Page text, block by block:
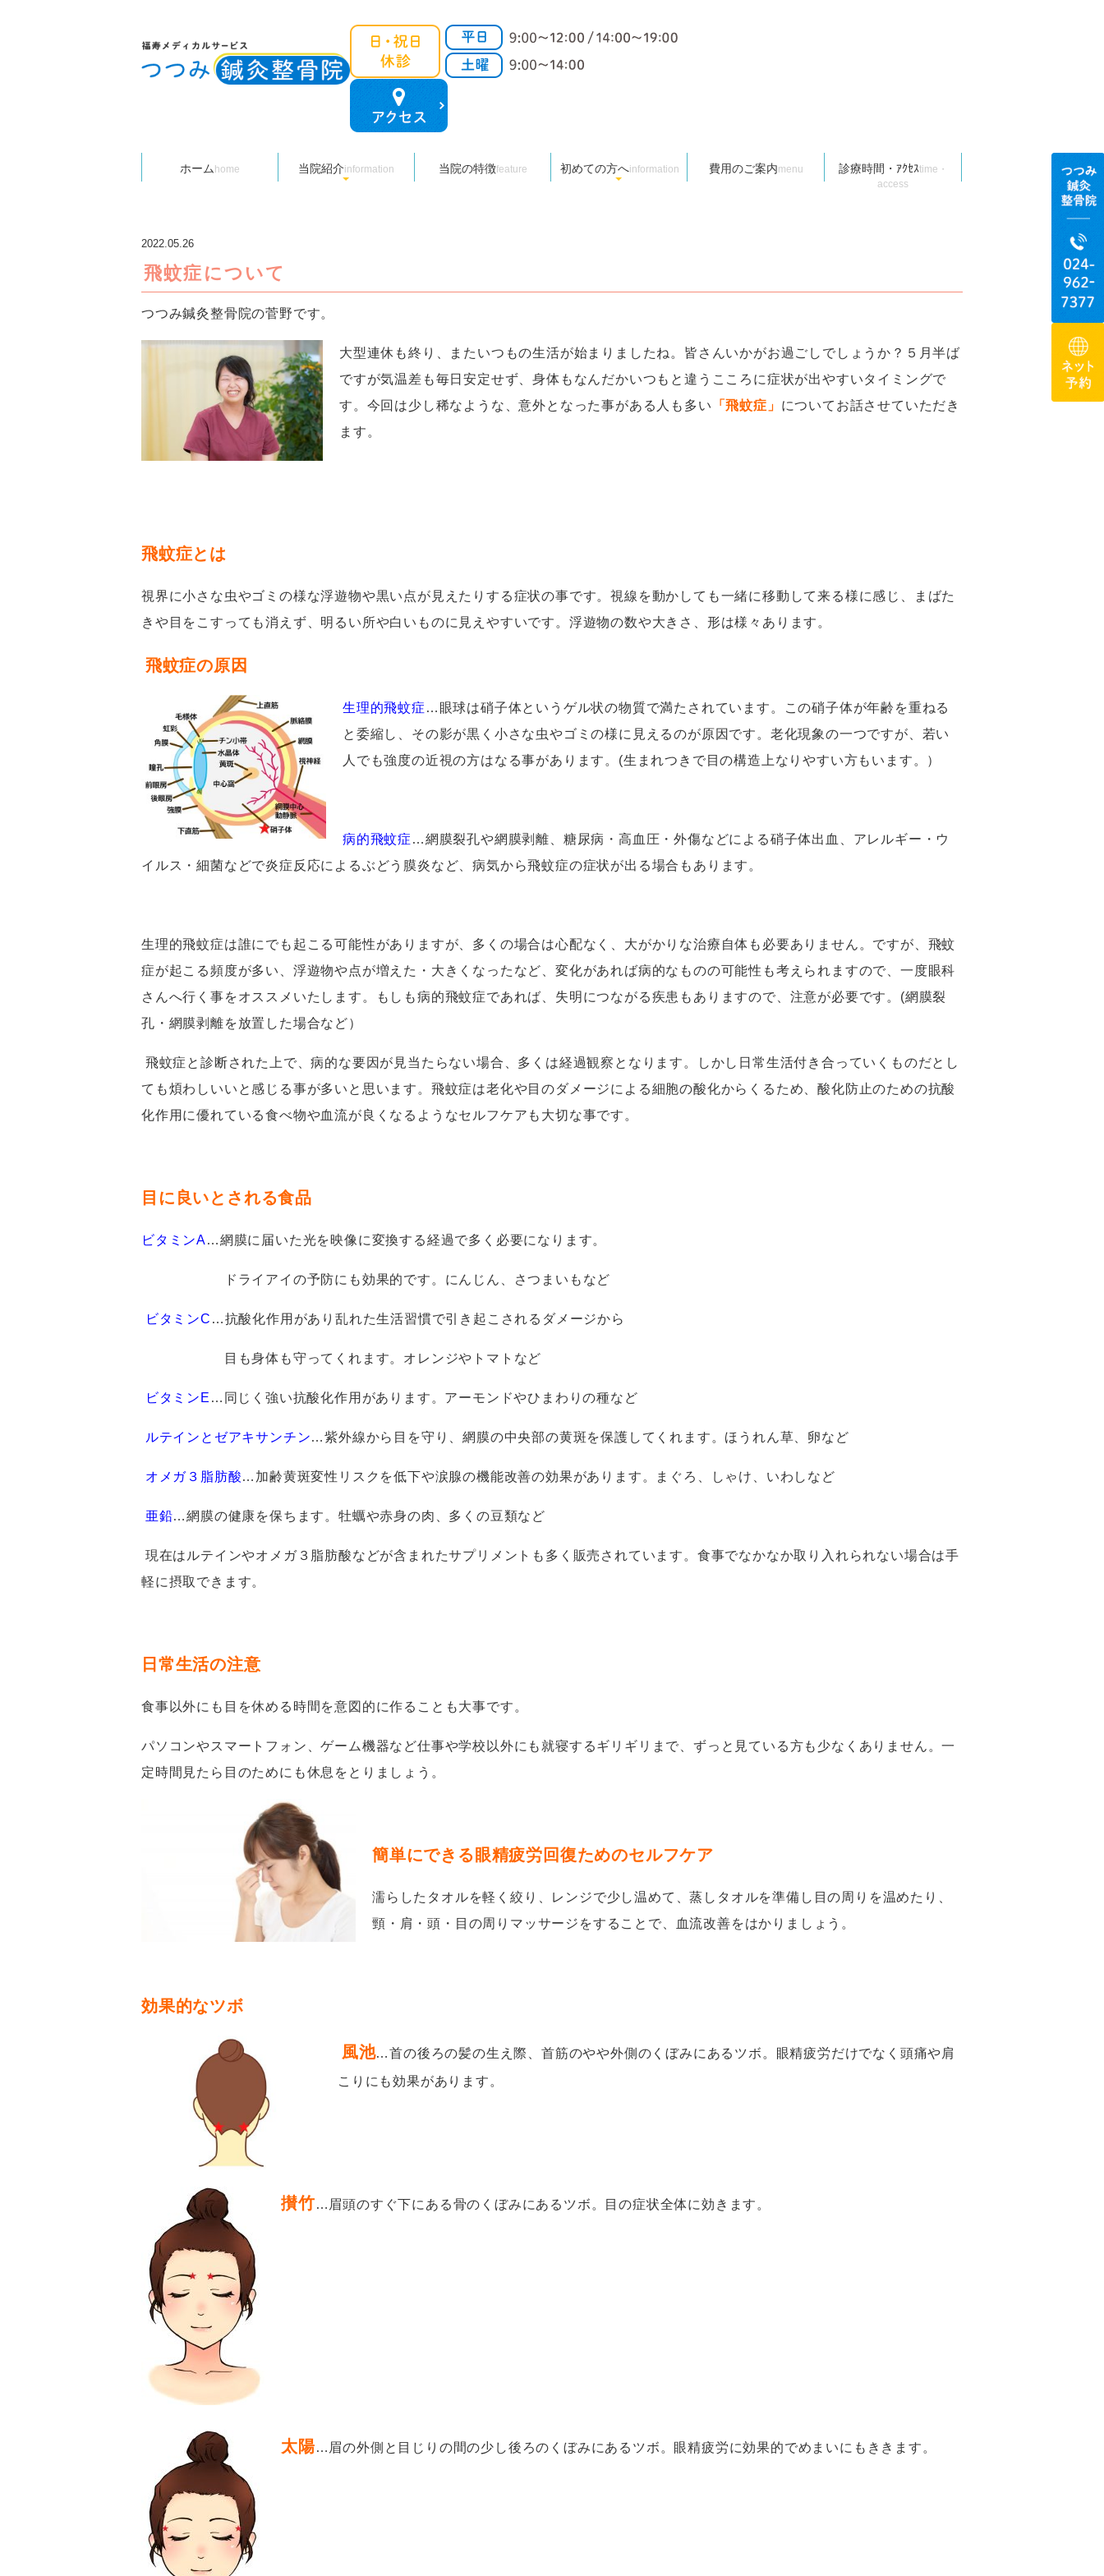
ホーム home 当院紹介information
院長紹介
スタッフ紹介
院情報 当院の特徴feature 初めての方へinformation 費用のご案内menu 診療時間・ｱｸｾｽtime・
access
2022.05.26
飛蚊症について
つつみ鍼灸整骨院の菅野です。
大型連休も終り、またいつもの生活が始まりましたね。皆さんいかがお過ごしでしょうか？５月半ば
ですが気温差も毎日安定せず、身体もなんだかいつもと違うこころに症状が出やすいタイミングで
す。今回は少し稀なような、意外となった事がある人も多い 「飛蚊症」 についてお話させていただき
ます。
飛蚊症とは
視界に小さな虫やゴミの様な浮遊物や黒い点が見えたりする症状の事です。視線を動かしても一緒に移動して来る様に感じ、まばた
きや目をこすっても消えず、明るい所や白いものに見えやすいです。浮遊物の数や大きさ、形は様々あります。
飛蚊症の原因
生理的飛蚊症 … 眼球は硝子体というゲル状の物質で満たされています。この硝子体が年齢を重ねる
と委縮し、その影が黒く小さな虫やゴミの様に見えるのが原因です。老化現象の一つですが、若い
人でも強度の近視の方はなる事があります。 (生まれつきで目の構造上なりやすい方もいます。）
病的飛蚊症 …網膜裂孔や網膜剥離、糖尿病・高血圧・外傷などによる硝子体出血、アレルギー・ウ
イルス・細菌などで炎症反応によるぶどう膜炎など、病気から飛蚊症の症状が出る場合もあります。
生理的飛蚊症は誰にでも起こる可能性がありますが、多くの場合は心配なく、大がかりな治療自体も必要ありません。ですが、飛蚊
症が起こる頻度が多い、浮遊物や点が増えた・大きくなったなど、変化があれば病的なものの可能性も考えられますので、一度眼科
さんへ行く事をオススメいたします。もしも病的飛蚊症であれば、失明につながる疾患もありますので、注意が必要です。 (網膜裂
孔・網膜剥離を放置した場合など）
飛蚊症と診断された上で、病的な要因が見当たらない場合、多くは経過観察となります。しかし日常生活付き合っていくものだとし
ても煩わしいいと感じる事が多いと思います。飛蚊症は老化や目のダメージによる細胞の酸化からくるため、酸化防止のための抗酸
化作用に優れている食べ物や血流が良くなるようなセルフケアも大切な事です。
目に良いとされる食品
ビタミンA…網膜に届いた光を映像に変換する経過で多く必要になります。
ドライアイの予防にも効果的です。にんじん、さつまいもなど
ビタミンC …抗酸化作用があり乱れた生活習慣で引き起こされるダメージから
目も身体も守ってくれます。オレンジやトマトなど
ビタミン E … 同じく強い抗酸化作用があります。アーモンドやひまわりの種など
ルテインとゼアキサンチン…紫外線から目を守り、網膜の中央部の黄斑を保護してくれます。ほうれん草、卵など
オメガ３脂肪酸… 加齢黄斑変性リスクを低下や涙腺の機能改善の効果があります。まぐろ、しゃけ、いわしなど
亜鉛…網膜の健康を保ちます。牡蠣や赤身の肉、多くの豆類など
現在はルテインやオメガ３脂肪酸などが含まれたサプリメントも多く販売されています。食事でなかなか取り入れられない場合は手
軽に摂取できます。
日常生活の注意
食事以外にも目を休める時間を意図的に作ることも大事です。
パソコンやスマートフォン、ゲーム機器など仕事や学校以外にも就寝するギリギリまで、ずっと見ている方も少なくありません。一
定時間見たら目のためにも休息をとりましょう。
簡単にできる眼精疲労回復ためのセルフケア
濡らしたタオルを軽く絞り、レンジで少し温めて、蒸しタオルを準備し目の周りを温めたり、
頸・肩・頭・目の周りマッサージをすることで、血流改善をはかりましょう。
効果的なツボ
風池…首の後ろの髪の生え際、首筋のやや外側のくぼみにあるツボ。眼精疲労だけでなく頭痛や肩
こりにも効果があります。
攅竹… 眉頭のすぐ下にある骨のくぼみにあるツボ。目の症状全体に効きます。
太陽… 眉の外側と目じりの間の少し後ろのくぼみにあるツボ。眼精疲労に効果的でめまいにもききます。